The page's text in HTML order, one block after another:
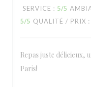
SERVICE : 5/5
5/5 QUALITÉ / PRIX :
Repas juste délicieux,
Paris!